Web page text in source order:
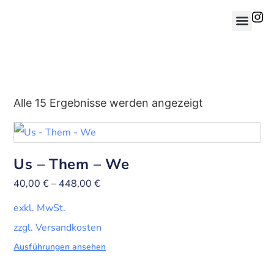
Alle 15 Ergebnisse werden angezeigt
Us – Them – We
40,00€– 448,00€
exkl. MwSt.
zzgl. Versandkosten
Ausführungen ansehen